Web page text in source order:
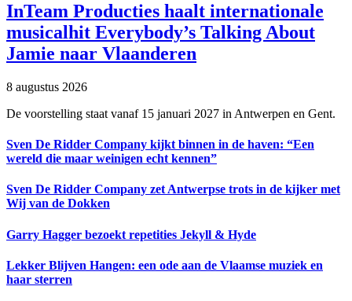
InTeam Producties haalt internationale
musicalhit Everybody’s Talking About
Jamie naar Vlaanderen
8 augustus 2026
De voorstelling staat vanaf 15 januari 2027 in Antwerpen en Gent.
Sven De Ridder Company kijkt binnen in de haven: “Een
wereld die maar weinigen echt kennen”
Sven De Ridder Company zet Antwerpse trots in de kijker met
Wij van de Dokken
Garry Hagger bezoekt repetities Jekyll & Hyde
Lekker Blijven Hangen: een ode aan de Vlaamse muziek en
haar sterren